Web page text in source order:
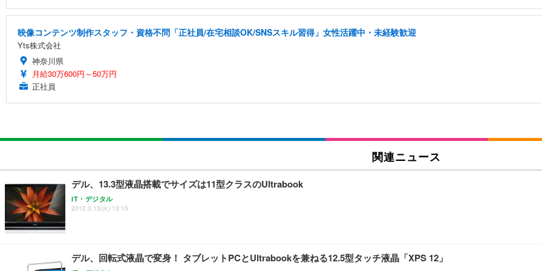
映像コンテンツ制作スタッフ・資格不問「正社員/在宅相談OK/SNSスキル習得」女性活躍中・未経験歓迎
Yts株式会社
神奈川県
月給30万600円～50万円
正社員
関連ニュース
デル、13.3型液晶搭載でサイズは11型クラスのUltrabook
IT・デジタル
2012.3.13(火) 13:15
デル、回転式液晶で変身！ タブレットPCとUltrabookを兼ねる12.5型タッチ液晶「XPS 12」